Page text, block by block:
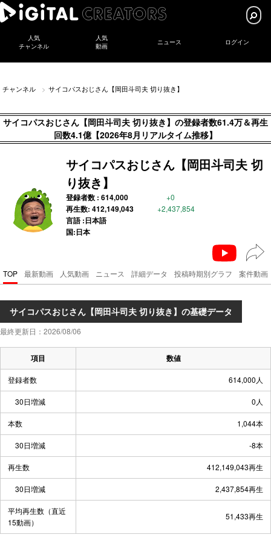
人気
チャンネル
人気
動画
ニュース ログイン
チャンネル サイコパスおじさん【岡田斗司夫 切り抜き】
サイコパスおじさん【岡田斗司夫 切り抜き】の登録者数61.4万＆再生
回数4.1億【2026年8月リアルタイム推移】
サイコパスおじさん【岡田斗司夫 切
り抜き】
登録者数 : 614,000 +0
再生数: 412,149,043 +2,437,854
言語 :日本語
国:日本
TOP 最新動画 人気動画 ニュース 詳細データ 投稿時期別グラフ 案件動画
サイコパスおじさん【岡田斗司夫 切り抜き】の基礎データ
最終更新日：2026/08/06
項目 数値
登録者数 614,000人
30日増減 0人
本数 1,044本
30日増減 -8本
再生数 412,149,043再生
30日増減 2,437,854再生
平均再生数（直近
15動画）
51,433再生